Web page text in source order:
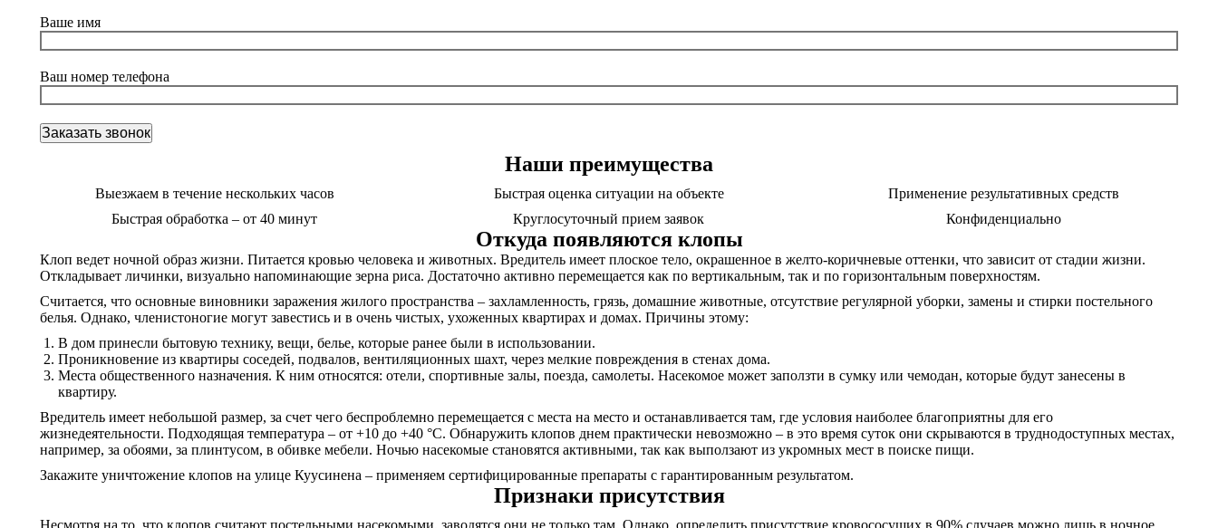
Ваше имя
Ваш номер телефона
Наши преимущества
Выезжаем в течение нескольких часов Быстрая оценка ситуации на объекте
Применение результативных средств
Быстрая обработка – от 40 минут
Круглосуточный прием заявок Конфиденциально
Откуда появляются клопы
Клоп ведет ночной образ жизни. Питается кровью человека и животных. Вредитель имеет плоское тело, окрашенное в желто-коричневые оттенки, что зависит от стадии жизни.
Откладывает личинки, визуально напоминающие зерна риса. Достаточно активно перемещается как по вертикальным, так и по горизонтальным поверхностям.
Считается, что основные виновники заражения жилого пространства – захламленность, грязь, домашние животные, отсутствие регулярной уборки, замены и стирки постельного
белья. Однако, членистоногие могут завестись и в очень чистых, ухоженных квартирах и домах. Причины этому:
В дом принесли бытовую технику, вещи, белье, которые ранее были в использовании.
Проникновение из квартиры соседей, подвалов, вентиляционных шахт, через мелкие повреждения в стенах дома.
Места общественного назначения. К ним относятся: отели, спортивные залы, поезда, самолеты. Насекомое может заползти в сумку или чемодан, которые будут занесены в
квартиру.
Вредитель имеет небольшой размер, за счет чего беспроблемно перемещается с места на место и останавливается там, где условия наиболее благоприятны для его
жизнедеятельности. Подходящая температура – от +10 до +40 °С. Обнаружить клопов днем практически невозможно – в это время суток они скрываются в труднодоступных местах,
например, за обоями, за плинтусом, в обивке мебели. Ночью насекомые становятся активными, так как выползают из укромных мест в поиске пищи.
Закажите уничтожение клопов на улице Куусинена – применяем сертифицированные препараты с гарантированным результатом.
Признаки присутствия
Несмотря на то, что клопов считают постельными насекомыми, заводятся они не только там. Однако, определить присутствие кровососущих в 90% случаев можно лишь в ночное